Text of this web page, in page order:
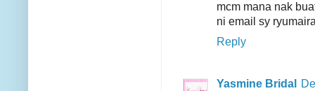
mcm mana nak
ni email sy
Reply
Yasmine Bridal